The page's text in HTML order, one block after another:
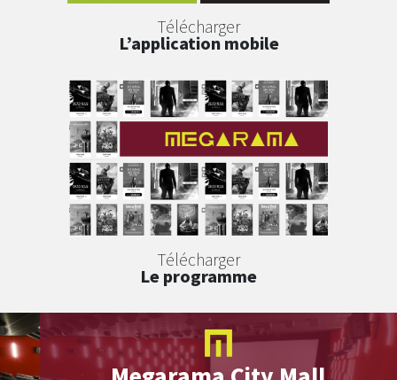
Télécharger
L’application mobile
Télécharger
Le programme